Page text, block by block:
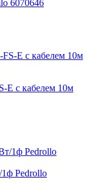
6070646
E с кабелем 10м
Pedrollo